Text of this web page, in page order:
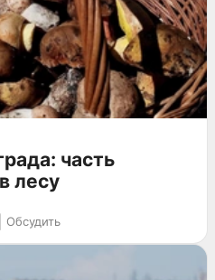
часть
лесу
Обсудить